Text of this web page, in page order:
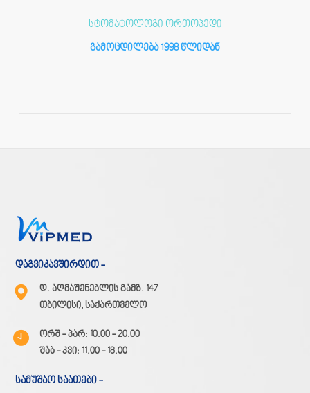
სტომატოლოგი ორთოპედი
გამოცდილება 1998 წლიდან
დაგვიკავშირდით -
დ. აღმაშენებლის გამზ. 147
თბილისი, საქართველო
ორშ - პარ: 10.00 - 20.00
შაბ - კვი: 11.00 - 18.00
სამუშაო საათები -